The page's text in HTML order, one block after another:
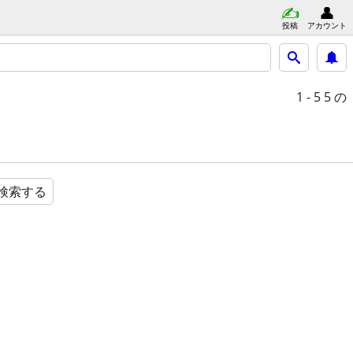
投稿 アカウント
1 - 5 5 の
索する